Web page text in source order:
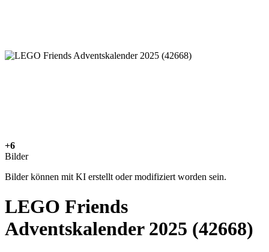
+6
Bilder
Bilder können mit KI erstellt oder modifiziert worden sein.
LEGO Friends
Adventskalender 2025 (42668)